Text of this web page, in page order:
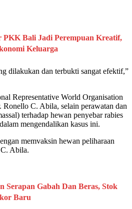
Bali Jadi Perempuan Kreatif,
Keluarga
dilakukan dan terbukti sangat efektif,”
Representative World Organisation
C. Abila, selain perawatan dan
terhadap hewan penyebarrabies
mengendalikan kasus ini.
memvaksin hewan peliharaan
Abila.
Serapan Gabah Dan Beras, Stok
Baru